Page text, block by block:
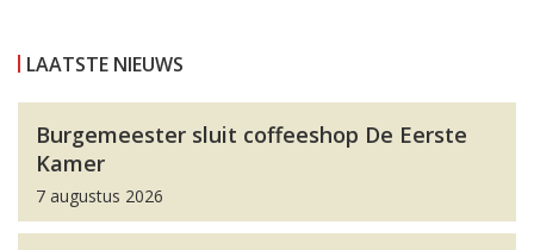
LAATSTE NIEUWS
Burgemeester sluit coffeeshop De Eerste
Kamer
7 augustus 2026